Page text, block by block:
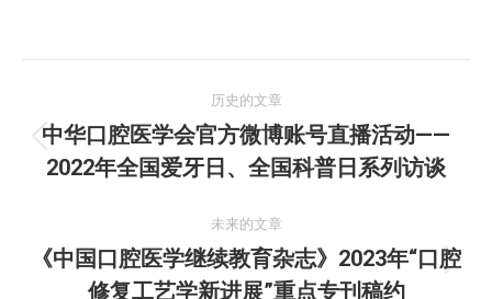
章
导
历史的文章
历
史
文
章：
中华口腔医学会官方微博账号直播活动——
2022年全国爱牙日、全国科普日系列访谈
未来的文章
未
《中国口腔医学继续教育杂志》2023年“口腔
修复工艺学新进展”重点专刊稿约